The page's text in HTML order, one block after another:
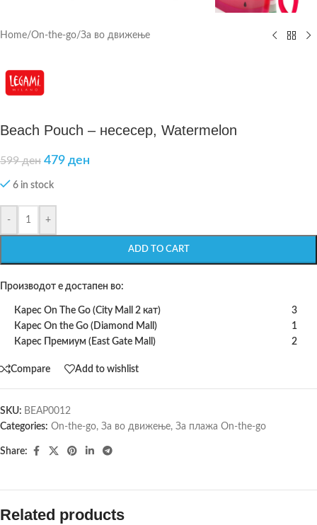
Home/On-the-go/За во движење
Beach Pouch – несесер, Watermelon
599ден 479 ден
6 in stock
- +
ADD TO CART
Производот е достапен во:
Карес On The Go (City Mall 2 кат)
3
Карес On the Go (Diamond Mall)
1
Карес Премиум (East Gate Mall)
2
Compare Add to wishlist
SKU: BEAP0012
Categories: On-the-go, За во движење, За плажа On-the-go
Share:
Related products